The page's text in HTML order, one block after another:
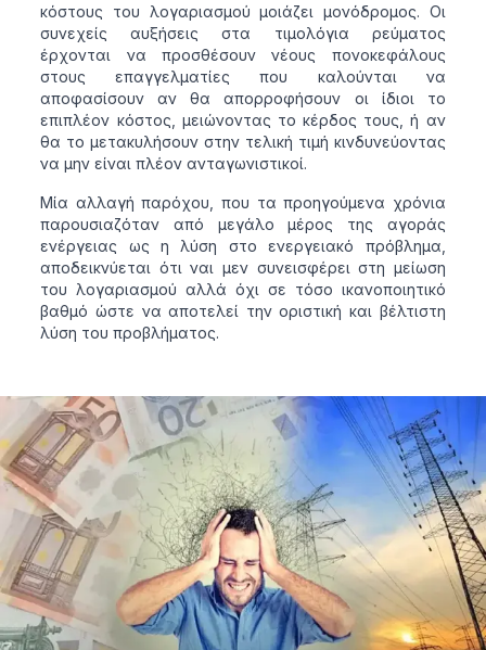
κόστους του λογαριασμού μοιάζει μονόδρομος. Οι
συνεχείς αυξήσεις στα τιμολόγια ρεύματος
έρχονται να προσθέσουν νέους πονοκεφάλους
στους επαγγελματίες που καλούνται να
αποφασίσουν αν θα απορροφήσουν οι ίδιοι το
επιπλέον κόστος, μειώνοντας το κέρδος τους, ή αν
θα το μετακυλήσουν στην τελική τιμή κινδυνεύοντας
να μην είναι πλέον ανταγωνιστικοί.
Μία αλλαγή παρόχου, που τα προηγούμενα χρόνια
παρουσιαζόταν από μεγάλο μέρος της αγοράς
ενέργειας ως η λύση στο ενεργειακό πρόβλημα,
αποδεικνύεται ότι ναι μεν συνεισφέρει στη μείωση
του λογαριασμού αλλά όχι σε τόσο ικανοποιητικό
βαθμό ώστε να αποτελεί την οριστική και βέλτιστη
λύση του προβλήματος.